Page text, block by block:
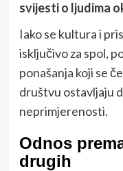
svijesti o ljudima
Iako se kultura i
isključivo za spol,
ponašanja koji se
društvu ostavljaju
neprimjerenosti.
Odnos
drugih